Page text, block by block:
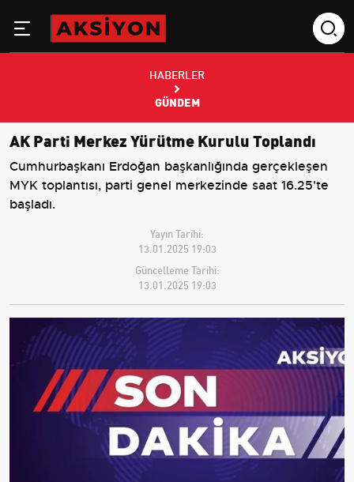
HABERLER
GÜNDEM
AK Parti Merkez Yürütme Kurulu Toplandı
Cumhurbaşkanı Erdoğan başkanlığında gerçekleşen
MYK toplantısı, parti genel merkezinde saat 16.25'te
başladı.
Yayın Tarihi:
13.01.2025 19:03
Güncelleme Tarihi:
13.01.2025 19:03